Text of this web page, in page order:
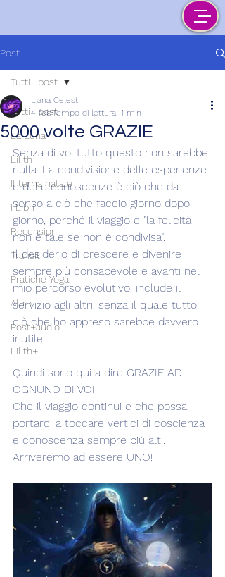
Post
Tutti i post
La Luna
Lilith
Il tema natale
I Libri
Recensioni
Transiti
Pratiche Yoga
Altro
Post+audio
Lilith+
Tutti i post
5000 volte GRAZIE
Liana Celesti
4 febTempo di lettura: 1 min
Senza di voi tutto questo non sarebbe
nulla. La condivisione delle esperienze
e delle conoscenze è ciò che da
senso a ciò che faccio giorno dopo
giorno, perché il viaggio e "la felicità
non è tale se non è condivisa".
Il desiderio di crescere e divenire
sempre più consapevole e avanti nel
mio percorso evolutivo, include il
servizio agli altri, senza il quale tutto
ciò che ho appreso sarebbe davvero
inutile.
Quindi sono qui a dire GRAZIE AD
OGNUNO DI VOI!
Che il viaggio continui e che possa
portarci a toccare vertici di coscienza
e conoscenza sempre più alti.
Arriveremo ad essere UNO!